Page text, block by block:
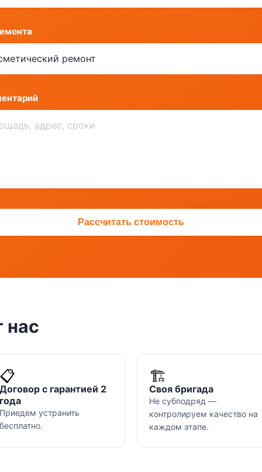
Рассчитать стоимость
нас
📋
Договор с гарантией 2
года
Приедем устранить
бесплатно.
🏗️
Своя бригада
Не субподряд —
контролируем качество на
каждом этапе.